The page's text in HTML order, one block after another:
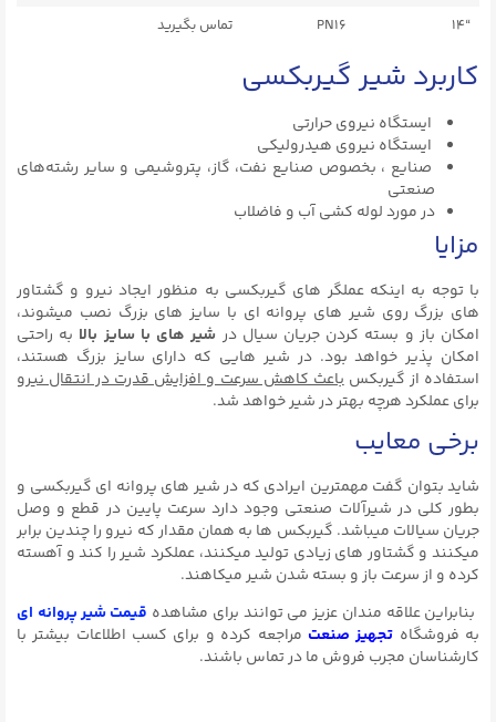
“14
PN16 تماس بگیرید
کاربرد شیر گیربکسی
ایستگاه نیروی حرارتی
ایستگاه نیروی هیدرولیکی
صنایع ، بخصوص صنایع نفت، گاز، پتروشیمی و سایر رشته‌های
صنعتی
در مورد لوله کشی آب و فاضلاب
مزایا
با توجه به اینکه عملگر های گیربکسی به منظور ایجاد نیرو و گشتاور
های بزرگ روی شیر های پروانه ای با سایز های بزرگ نصب میشوند،
امکان باز و بسته کردن جریان سیال در شیر های با سایز بالا به راحتی
امکان پذیر خواهد بود. در شیر هایی که دارای سایز بزرگ هستند،
استفاده از گیربکسباعث کاهش سرعت و افزایش قدرت در انتقال نیرو
برای عملکرد هرچه بهتر در شیر خواهد شد.
برخی معایب
شاید بتوان گفت مهمترین ایرادی که در شیر های پروانه ای گیربکسی و
بطور کلی در شیرآلات صنعتی وجود دارد سرعت پایین در قطع و وصل
جریان سیالات میباشد. گیربکس ها به همان مقدار که نیرو را چندین برابر
میکنند و گشتاور های زیادی تولید میکنند، عملکرد شیر را کند و آهسته
کرده و از سرعت باز و بسته شدن شیر میکاهند.
بنابراین علاقه مندان عزیز می توانند برای مشاهده قیمت شیر پروانه ای
به فروشگاه تجهیز صنعت مراجعه کرده و برای کسب اطلاعات بیشتر با
کارشناسان مجرب فروش ما در تماس باشند.